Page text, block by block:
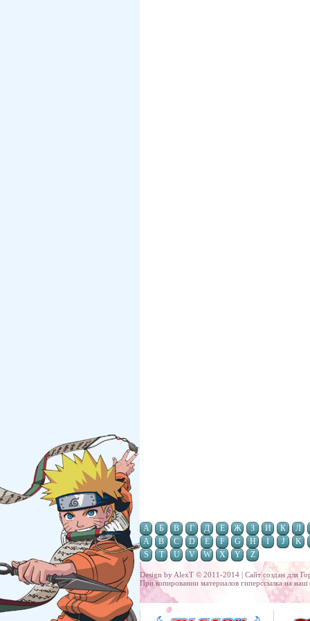
А Б В Г Д Е Ж З И К Л
A
B C D E F G H I J K
S
T U V W X Y Z
Design by AlexT © 2011-2014 | Сайт создан для
При копировании материалов гиперссылка на наш